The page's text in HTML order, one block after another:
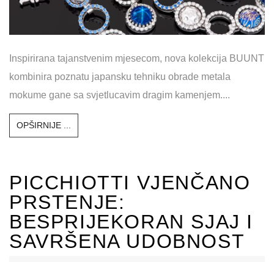
Inspirirana tajanstvenim mjesecom, nova kolekcija BUUNT
kombinira poznatu japansku tehniku ​​obrade metala
mokume gane sa svjetlucavim dragim kamenjem....
OPŠIRNIJE ...
PICCHIOTTI VJENČANO
PRSTENJE:
BESPRIJEKORAN SJAJ I
SAVRŠENA UDOBNOST